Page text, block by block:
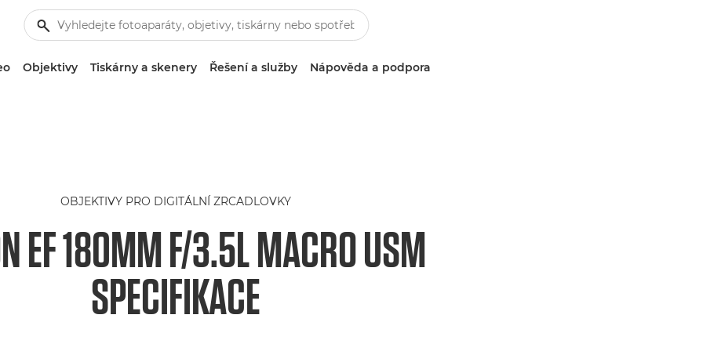
Objektivy Tiskárny a skenery Řešení a služby Nápověda a podpora
OBJEKTIVY PRO DIGITÁLNÍ ZRCADLOVKY
EF 180MM F/3.5L MACRO USM
SPECIFIKACE